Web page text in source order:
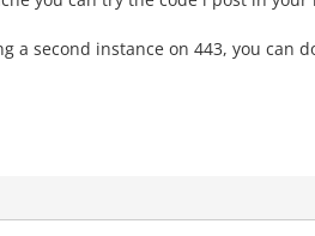
a second instance on 443, you